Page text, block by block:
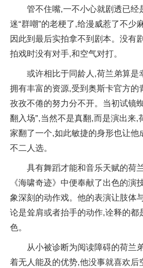
管不住嘴,一不小心就剧透已经
迷“群嘲”的老梗了,给漫威惹了不少
因此到最后实拍拿不到剧本。没有
拍戏时没有对手,和空气对打。
或许相比于同龄人,荷兰弟算是
拥有丰富的资源,受到奥斯卡官方的
孜孜不倦的努力分不开。当初试镜
翻入场”,当然不是真翻,而是演出来,
家翻了一个,如此敏捷的身形也让他
不二人选。
具有舞蹈才能和音乐天赋的荷
《海啸奇迹》中便奉献了出色的演
象深刻的动作戏。他的表演让肢体
论是耸肩或者抬手的动作,诠释的都
色。
从小被诊断为阅读障碍的荷兰
着无人能及的优势,他没事就喜欢后